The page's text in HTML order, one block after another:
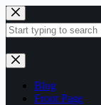
コ
ン
テ
ン
ツ
結
Blog
Front Page